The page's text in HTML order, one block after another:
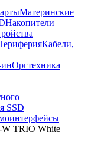
Материнские
Накопители
Кабели,
Оргтехника
SSD
TRIO White